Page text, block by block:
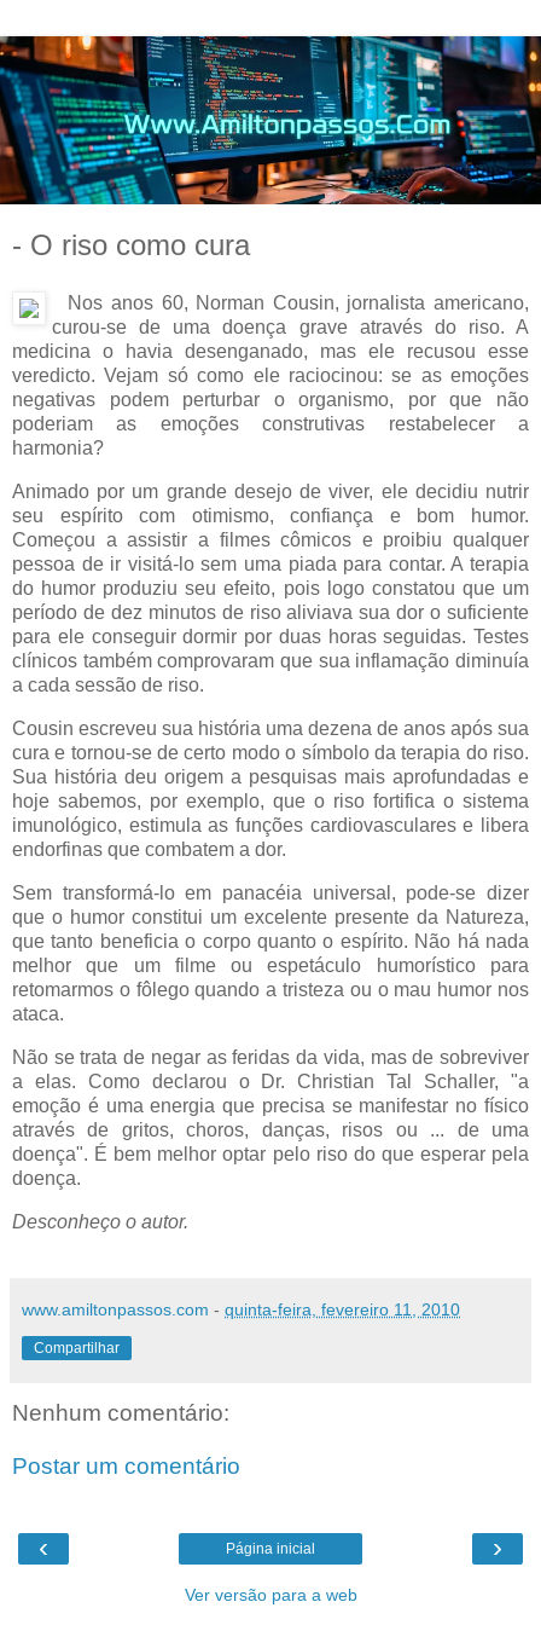
- O riso como cura
Nos anos 60, Norman Cousin, jornalista americano,
curou-se de uma doença grave através do riso. A
medicina o havia desenganado, mas ele recusou esse
veredicto. Vejam só como ele raciocinou: se as emoções
negativas podem perturbar o organismo, por que não
poderiam as emoções construtivas restabelecer a
harmonia?
Animado por um grande desejo de viver, ele decidiu nutrir
seu espírito com otimismo, confiança e bom humor.
Começou a assistir a filmes cômicos e proibiu qualquer
pessoa de ir visitá-lo sem uma piada para contar. A terapia
do humor produziu seu efeito, pois logo constatou que um
período de dez minutos de riso aliviava sua dor o suficiente
para ele conseguir dormir por duas horas seguidas. Testes
clínicos também comprovaram que sua inflamação diminuía
a cada sessão de riso.
Cousin escreveu sua história uma dezena de anos após sua
cura e tornou-se de certo modo o símbolo da terapia do riso.
Sua história deu origem a pesquisas mais aprofundadas e
hoje sabemos, por exemplo, que o riso fortifica o sistema
imunológico, estimula as funções cardiovasculares e libera
endorfinas que combatem a dor.
Sem transformá-lo em panacéia universal, pode-se dizer
que o humor constitui um excelente presente da Natureza,
que tanto beneficia o corpo quanto o espírito. Não há nada
melhor que um filme ou espetáculo humorístico para
retomarmos o fôlego quando a tristeza ou o mau humor nos
ataca.
Não se trata de negar as feridas da vida, mas de sobreviver
a elas. Como declarou o Dr. Christian Tal Schaller, "a
emoção é uma energia que precisa se manifestar no físico
através de gritos, choros, danças, risos ou ... de uma
doença". É bem melhor optar pelo riso do que esperar pela
doença.
Desconheço o autor.
www.amiltonpassos.com - quinta-feira, fevereiro 11, 2010
Compartilhar
Nenhum comentário:
Postar um comentário
‹ ›
Página inicial
Ver versão para a web